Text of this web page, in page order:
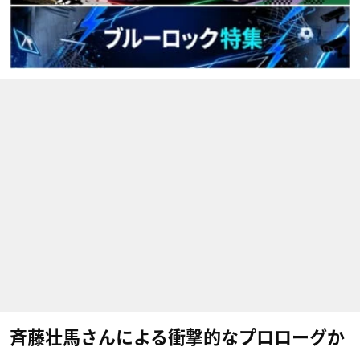
斉藤壮馬さんによる衝撃的なプロローグか